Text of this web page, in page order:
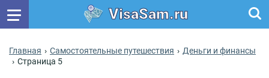
VisaSam.ru
Главная Самостоятельные путешествия
Деньги и финансы
Страница 5